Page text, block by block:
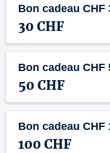
Bon cadeau CHF
30 CHF
Bon cadeau CHF
50 CHF
Bon cadeau CHF
100 CHF